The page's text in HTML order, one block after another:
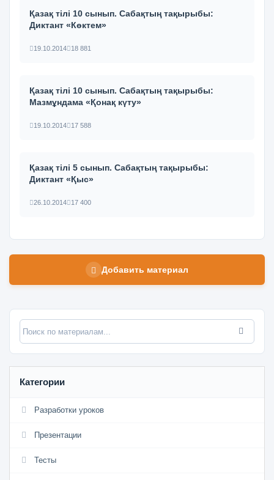
Қазақ тілі 10 сынып. Сабақтың тақырыбы:
Диктант «Көктем»
19.10.2014 18 881
Қазақ тілі 10 сынып. Сабақтың тақырыбы:
Мазмұндама «Қонақ күту»
19.10.2014 17 588
Қазақ тілі 5 сынып. Сабақтың тақырыбы:
Диктант «Қыс»
26.10.2014 17 400
Добавить материал
Категории
Разработки уроков
Презентации
Тесты